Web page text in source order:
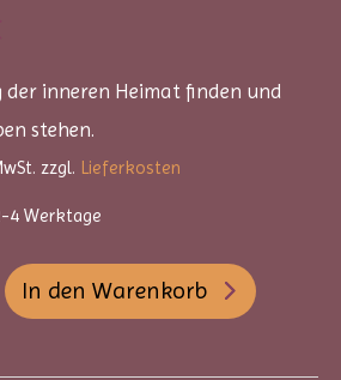
der inneren Heimat finden und
stehen.
zzgl. Lieferkosten
4 Werktage
In den Warenkorb
A